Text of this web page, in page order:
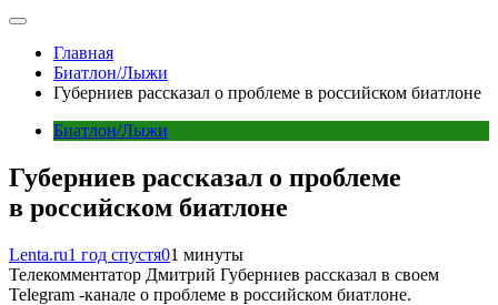
Главная
Биатлон/Лыжи
Губерниев рассказал о проблеме в российском биатлоне
Биатлон/Лыжи
Губерниев рассказал о проблеме
в российском биатлоне
Lenta.ru1 год спустя01 минуты
Телекомментатор Дмитрий Губерниев рассказал в своем
Telegram -канале о проблеме в российском биатлоне.